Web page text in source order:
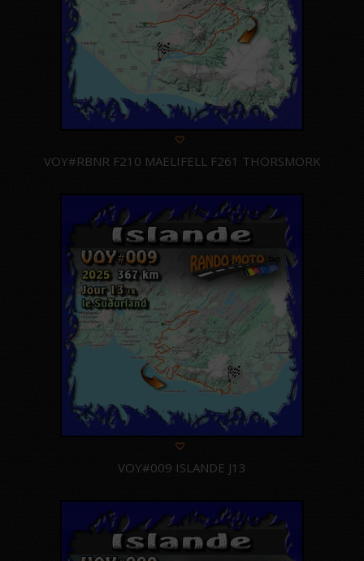
VOY#RBNR F210 MAELIFELL F261 THORSMORK
VOY#009 ISLANDE J13